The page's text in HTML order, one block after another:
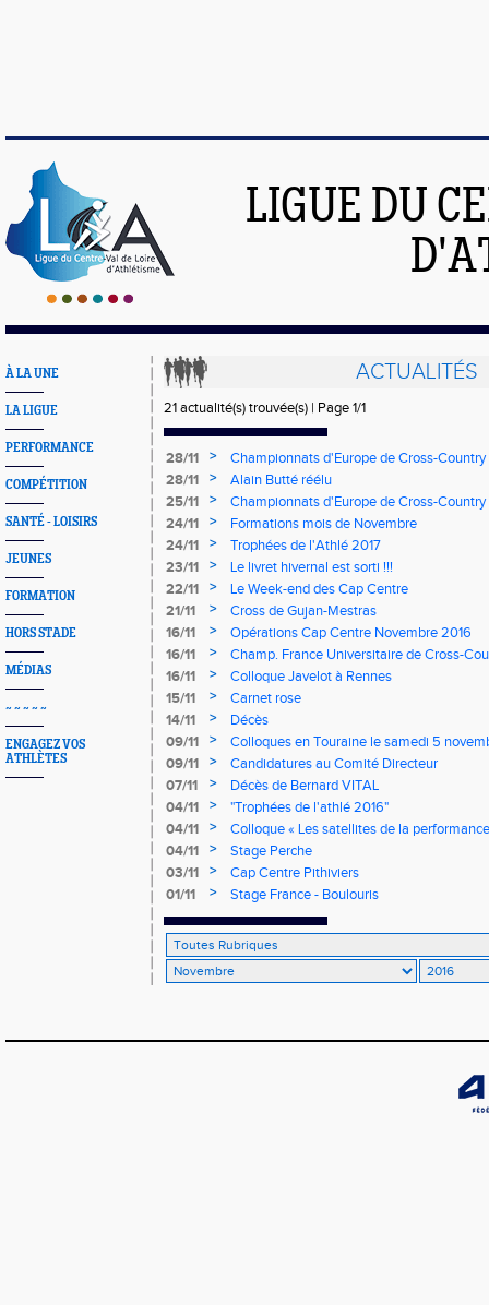
LIGUE DU
À LA UNE
LA LIGUE
PERFORMANCE
COMPÉTITION
SANTÉ - LOISIRS
JEUNES
FORMATION
HORS STADE
MÉDIAS
~ ~ ~ ~ ~
ENGAGEZ VOS
ATHLÈTES
ACTUALITÉS
21 actualité(s) trouvée(s) | Page 1/1
28/11 >
Championnats d'Europe de Cross-Country
28/11
>
Alain Butté réélu
25/11
>
Championnats d'Europe de Cross-Country
24/11
>
Formations mois de Novembre
24/11
>
Trophées de l'Athlé 2017
23/11
>
Le livret hivernal est sorti !!!
22/11
>
Le Week-end des Cap Centre
21/11
>
Cross de Gujan-Mestras
16/11
>
Opérations Cap Centre Novembre 2016
16/11
>
Champ. France Universitaire de Cross-
16/11
>
Colloque Javelot à Rennes
15/11
>
Carnet rose
14/11
>
Décès
09/11
>
Colloques en Touraine le samedi 5
09/11
>
Candidatures au Comité Directeur
07/11
>
Décès de Bernard VITAL
04/11
>
"Trophées de l'athlé 2016"
04/11
>
Colloque « Les satellites de la
2016 à l’INSEP
04/11 >
Stage Perche
03/11
>
Cap Centre Pithiviers
01/11
> Stage France - Boulouris